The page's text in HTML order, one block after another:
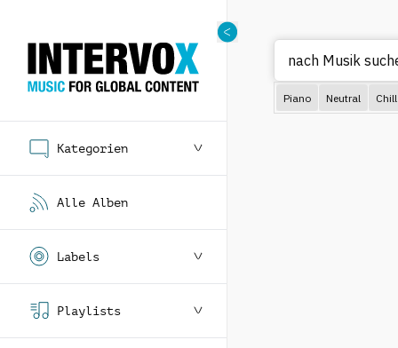
Kategorien
Alle Alben
Labels
Playlists
nach Musik
Piano Neutral Chill